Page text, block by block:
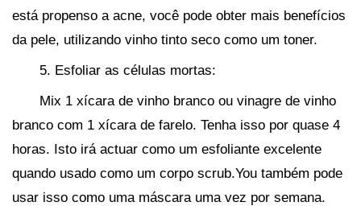
está propenso a acne, você pode obter mais benefícios
da pele, utilizando vinho tinto seco como um toner.
5. Esfoliar as células mortas:
Mix 1 xícara de vinho branco ou vinagre de vinho
branco com 1 xícara de farelo. Tenha isso por quase 4
horas. Isto irá actuar como um esfoliante excelente
quando usado como um corpo scrub.You também pode
usar isso como uma máscara uma vez por semana.